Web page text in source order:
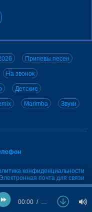
Припевы песен
На звонок
Детские
Marimba Звуки
конфиденциальности
Электронная почта для связи
Slava Marlow, Элджей & The Limba - Она Тебя Любит 00:00 …